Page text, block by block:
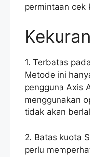
permintaan cek
1. Terbatas
Metode ini
pengguna Axis
menggunakan
tidak akan
2. Batas kuota
perlu